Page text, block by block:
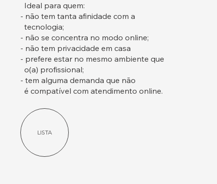
Ideal para quem:
- não tem tanta afinidade com a
tecnologia;
- não se concentra no modo online;
- não tem privacidade em casa
- prefere estar no mesmo ambiente que
o(a) profissional;
- tem alguma demanda que não
é compatível com atendimento online.
LISTA